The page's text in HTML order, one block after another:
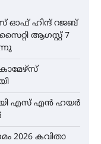
ഓഫ് ഹിന്ദ് റജബ്
ആഗസ്റ്റ് 7
എസ് എൻ ഹയർ
2026 കവിതാ